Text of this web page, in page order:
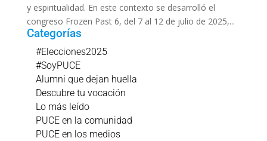
y espiritualidad. En este contexto se desarrolló el
congreso Frozen Past 6, del 7 al 12 de julio de 2025,...
Categorías
#Elecciones2025
#SoyPUCE
Alumni que dejan huella
Descubre tu vocación
Lo más leído
PUCE en la comunidad
PUCE en los medios